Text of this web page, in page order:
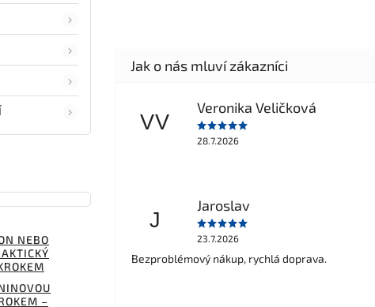
NEBO
–
VV
Veronika Veličková
28.7.2026
J
Jaroslav
23.7.2026
Bezproblémový nákup, rychlá doprava.